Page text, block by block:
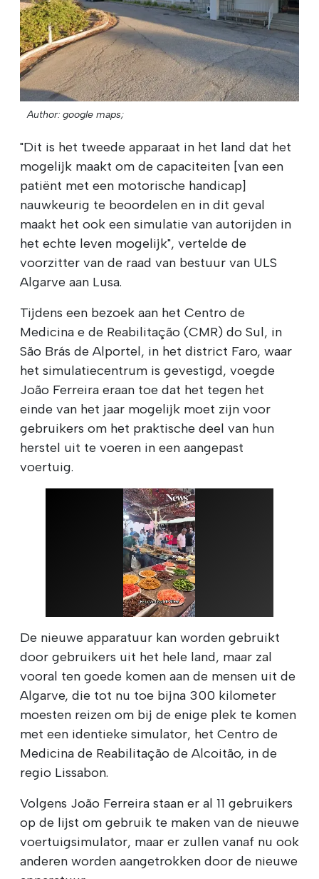
Author: google maps;
"Dit is het tweede apparaat in het land dat het
mogelijk maakt om de capaciteiten [van een
patiënt met een motorische handicap]
nauwkeurig te beoordelen en in dit geval
maakt het ook een simulatie van autorijden in
het echte leven mogelijk", vertelde de
voorzitter van de raad van bestuur van ULS
Algarve aan Lusa.
Tijdens een bezoek aan het Centro de
Medicina e de Reabilitação (CMR) do Sul, in
São Brás de Alportel, in het district Faro, waar
het simulatiecentrum is gevestigd, voegde
João Ferreira eraan toe dat het tegen het
einde van het jaar mogelijk moet zijn voor
gebruikers om het praktische deel van hun
herstel uit te voeren in een aangepast
voertuig.
De nieuwe apparatuur kan worden gebruikt
door gebruikers uit het hele land, maar zal
vooral ten goede komen aan de mensen uit de
Algarve, die tot nu toe bijna 300 kilometer
moesten reizen om bij de enige plek te komen
met een identieke simulator, het Centro de
Medicina de Reabilitação de Alcoitão, in de
regio Lissabon.
Volgens João Ferreira staan er al 11 gebruikers
op de lijst om gebruik te maken van de nieuwe
voertuigsimulator, maar er zullen vanaf nu ook
anderen worden aangetrokken door de nieuwe